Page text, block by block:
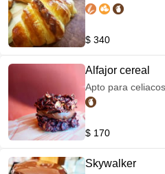
$ 340
Alfajor cereal
Apto para celiacos
$ 170
Skywalker